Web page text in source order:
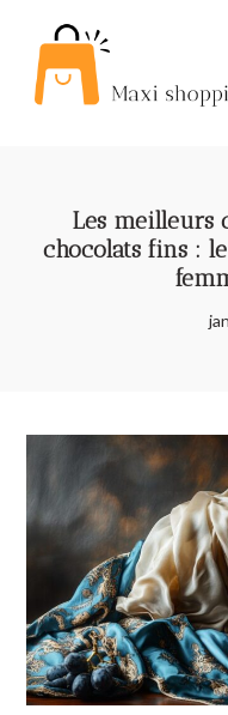
Les meilleurs
chocolats fins :